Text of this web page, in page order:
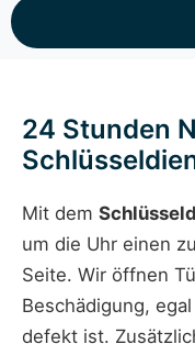
24 Stunden
Mit dem
um die Uhr einen
Seite. Wir öffnen
Beschädigung,
defekt ist.